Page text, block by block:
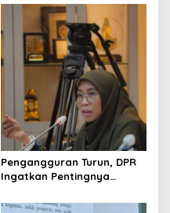
Pengangguran Turun, DPR
Ingatkan Pentingnya
yang Layak